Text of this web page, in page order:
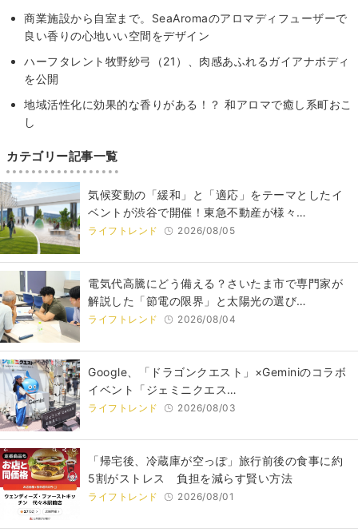
商業施設から自室まで。SeaAromaのアロマディフューザーで
良い香りの心地いい空間をデザイン
ハーフタレント牧野紗弓（21）、肉感あふれるガイアナボディ
を公開
地域活性化に効果的な香りがある！？ 和アロマで癒し系町おこ
し
カテゴリー記事一覧
気候変動の「緩和」と「適応」をテーマとしたイ
ベントが渋谷で開催！東急不動産が様々…
ライフトレンド 2026/08/05
電気代高騰にどう備える？さいたま市で専門家が
解説した「節電の限界」と太陽光の選び…
ライフトレンド 2026/08/04
Google、「ドラゴンクエスト」×Geminiのコラボ
イベント「ジェミニクエス…
ライフトレンド 2026/08/03
「帰宅後、冷蔵庫が空っぽ」旅行前後の食事に約
5割がストレス 負担を減らす賢い方法
ライフトレンド 2026/08/01